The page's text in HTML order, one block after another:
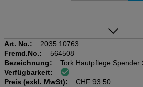
Art. No.:
2035.10763
Fremd.No.:
564508
Bezeichnung:
Tork Hautpflege Spender
Seife/
Schwarz, H 29x B 11.2x T
Verfügbarkeit:
Preis (exkl. MwSt):
CHF 93.50